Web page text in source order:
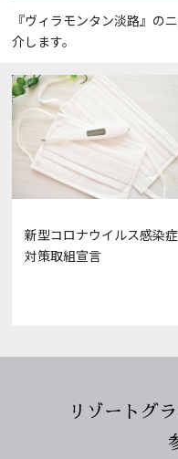
『ヴィラモンタン淡路』の
介します。
新型コロナウイルス感染症
対策取組宣言
リゾートグ